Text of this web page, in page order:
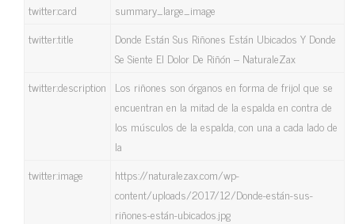
twitter:card
summary_large_image
twitter:title
Donde Están Sus Riñones Están Ubicados Y Donde
Se Siente El Dolor De Riñón – NaturaleZax
twitter:description Los riñones son órganos en forma de frijol que se
encuentran en la mitad de la espalda en contra de
los músculos de la espalda, con una a cada lado de
la
twitter:image
https://naturalezax.com/wp-
content/uploads/2017/12/Donde-están-sus-
riñones-están-ubicados.jpg